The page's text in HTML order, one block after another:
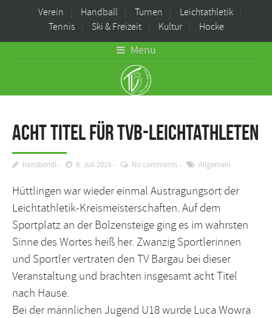
Verein Handball Turnen
Leichtathletik
Tennis
Ski & Freizeit Kultur Hocke
Menu
Acht Titel für TVB-Leichtathleten
hansbendl 8. Juli 2019 No comments Allgemein
Hüttlingen war wieder einmal Austragungsort der
Leichtathletik-Kreismeisterschaften. Auf dem
Sportplatz an der Bolzensteige ging es im wahrsten
Sinne des Wortes heiß her. Zwanzig Sportlerinnen
und Sportler vertraten den TV Bargau bei dieser
Veranstaltung und brachten insgesamt acht Titel
nach Hause.
Bei der männlichen Jugend U18 wurde Luca Wowra